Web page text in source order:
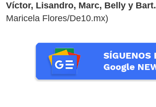
Víctor, Lisandro, Marc, Belly y Bart.
Maricela Flores/De10.mx)